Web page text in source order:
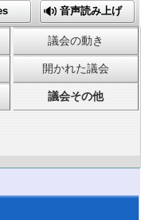
音声読み上げ
議会の動き
開かれた議会
議会その他